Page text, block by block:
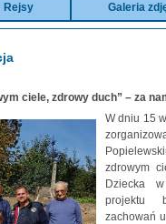
Rejsy Galeria
duch” – za
W dniu 15
zdrowym
Dziecka
projektu
zachowań